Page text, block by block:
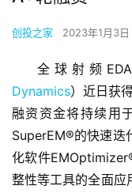
创投之家 2023年1月3
全球射频
Dynamics）近日获
融资资金将持续用
SuperEM®的快速迭
化软件
整性等工具的全面应